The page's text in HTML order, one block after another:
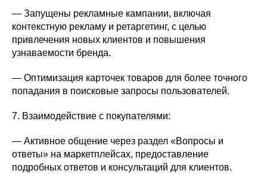
— Запущены рекламные кампании, включая
контекстную рекламу и ретаргетинг, с целью
привлечения новых клиентов и повышения
узнаваемости бренда.
— Оптимизация карточек товаров для более точного
попадания в поисковые запросы пользователей.
7. Взаимодействие с покупателями:
— Активное общение через раздел «Вопросы и
ответы» на маркетплейсах, предоставление
подробных ответов и консультаций для клиентов.